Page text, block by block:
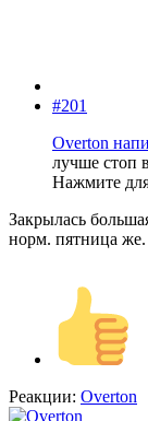
#201
Overton
лучше стоп
Нажмите
Закрылась
норм. пятница же.
Реакции: Overton